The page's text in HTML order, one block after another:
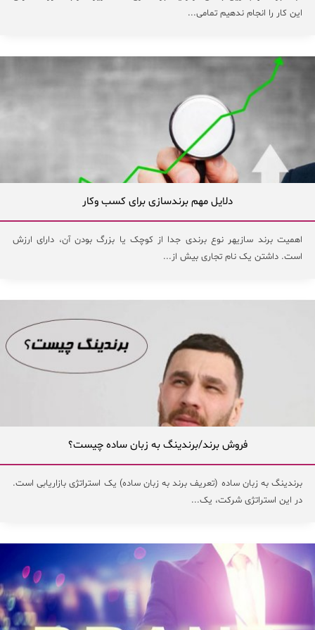
این کار را انجام ندهیم تمامی...
دلایل مهم برندسازی برای کسب وکار
اهمیت برند سازیهر نوع برندی جدا از کوچک یا بزرگ بودن آن، دارای ارزش
است. داشتن یک نام تجاری بیش از...
فروش برند/برندینگ به زبان ساده چیست؟
برندینگ به زبان ساده (تعریف برند به زبان ساده) یک استراتژی بازاریابی است.
در این استراتژی شرکت، یک...